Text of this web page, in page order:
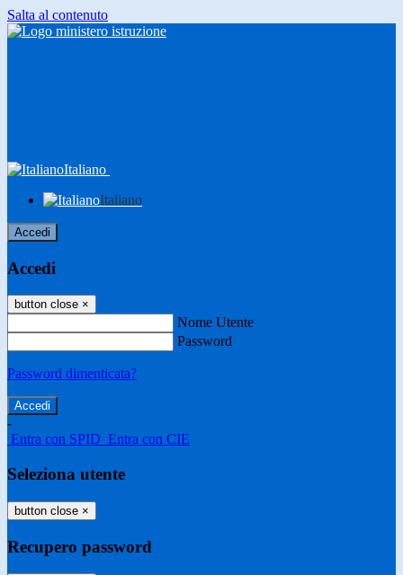
Salta al contenuto
Italiano
Italiano
Accedi
Accedi
button close ×
Nome Utente
Password
Password dimenticata?
-
Entra con SPID Entra con CIE
Seleziona utente
button close ×
Recupero password